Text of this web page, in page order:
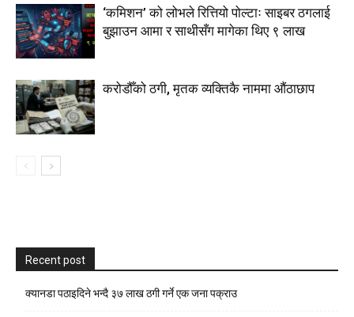
‘कमिशन’ को लोभले रित्तियो पोल्टाः साइबर ठगलाई
बुझाउन आमा र साथीसँग मागेका थिए ९ लाख
करोडौँको ठगी, मृतक व्यक्तिकै नाममा औंठाछाप
Recent post
क्यानडा पठाइदिने भन्दै ३७ लाख ठगी गर्ने एक जना पक्राउ